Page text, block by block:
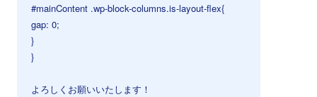
#mainContent .wp-block-columns.is-layout-flex{
gap: 0;
}
}
よろしくお願いいたします！